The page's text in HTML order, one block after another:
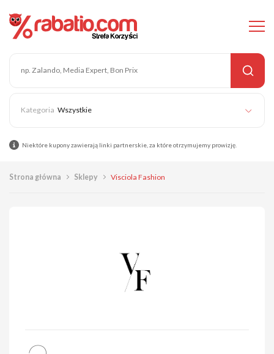
Wszystkie
Niektóre kupony zawierają linki partnerskie, za które otrzymujemy prowizję.
Strona główna Sklepy Visciola Fashion